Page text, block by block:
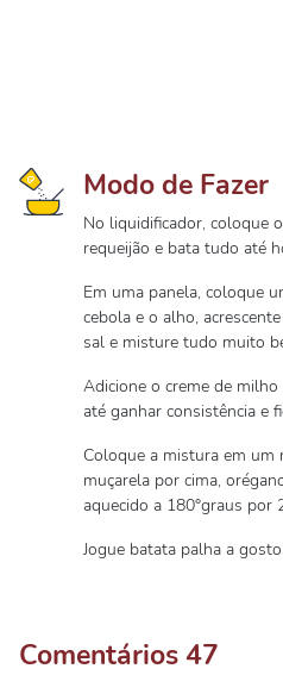
Modo de Fazer
No liquidificador, coloque
requeijão e bata tudo até
Em uma panela, coloque
cebola e o alho,
sal e misture tudo muito
Adicione o creme de
até ganhar consistência e
Coloque a mistura em um
muçarela por cima,
aquecido a 180°graus por
Jogue batata palha a gosto.
Comentários47